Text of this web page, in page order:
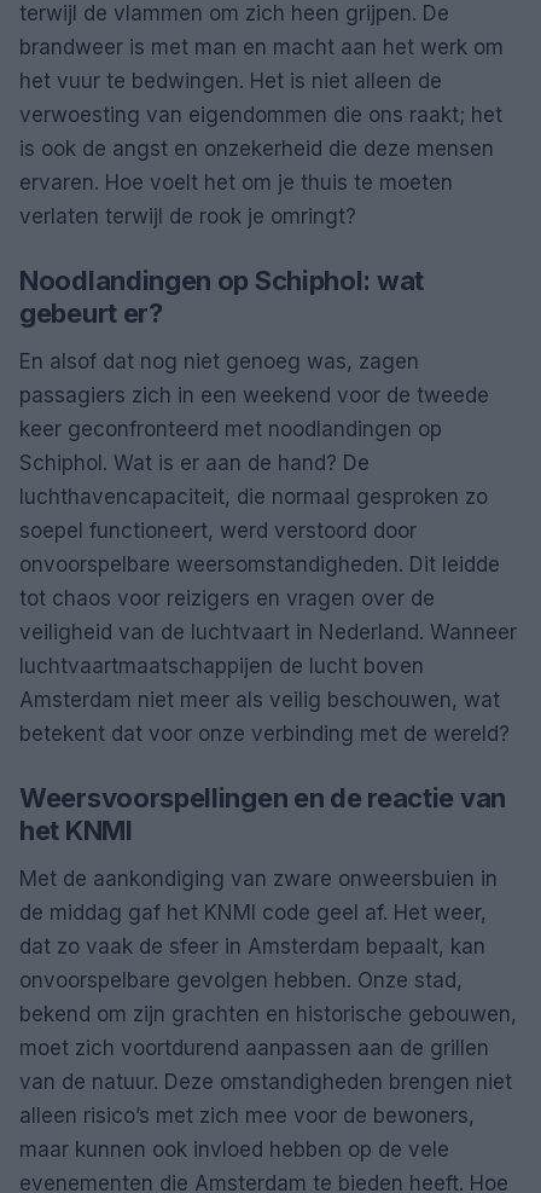
terwijl de vlammen om zich heen grijpen. De
brandweer is met man en macht aan het werk om
het vuur te bedwingen. Het is niet alleen de
verwoesting van eigendommen die ons raakt; het
is ook de angst en onzekerheid die deze mensen
ervaren. Hoe voelt het om je thuis te moeten
verlaten terwijl de rook je omringt?
Noodlandingen op Schiphol: wat
gebeurt er?
En alsof dat nog niet genoeg was, zagen
passagiers zich in een weekend voor de tweede
keer geconfronteerd met noodlandingen op
Schiphol. Wat is er aan de hand? De
luchthavencapaciteit, die normaal gesproken zo
soepel functioneert, werd verstoord door
onvoorspelbare weersomstandigheden. Dit leidde
tot chaos voor reizigers en vragen over de
veiligheid van de luchtvaart in Nederland. Wanneer
luchtvaartmaatschappijen de lucht boven
Amsterdam niet meer als veilig beschouwen, wat
betekent dat voor onze verbinding met de wereld?
Weersvoorspellingen en de reactie van
het KNMI
Met de aankondiging van zware onweersbuien in
de middag gaf het KNMI code geel af. Het weer,
dat zo vaak de sfeer in Amsterdam bepaalt, kan
onvoorspelbare gevolgen hebben. Onze stad,
bekend om zijn grachten en historische gebouwen,
moet zich voortdurend aanpassen aan de grillen
van de natuur. Deze omstandigheden brengen niet
alleen risico’s met zich mee voor de bewoners,
maar kunnen ook invloed hebben op de vele
evenementen die Amsterdam te bieden heeft. Hoe